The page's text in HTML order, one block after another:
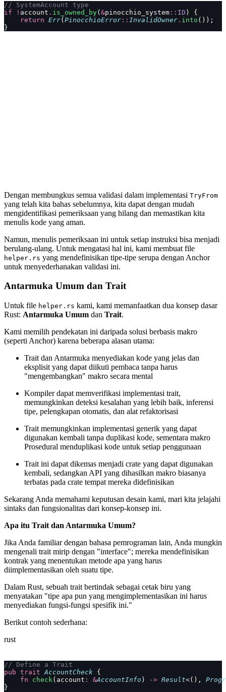
// SystemAccount type
if ! account . is_owned_by(&pinocchio_system :: ID ) {
    return
Err(PinocchioError :: InvalidOwner . into ());
}
Dengan membungkus semua validasi dalam implementasi TryFrom
yang telah kita bahas sebelumnya, kita dapat dengan mudah
mengidentifikasi pemeriksaan yang hilang dan memastikan kita
menulis kode yang aman.
Namun, menulis pemeriksaan ini untuk setiap instruksi bisa menjadi
berulang-ulang. Untuk mengatasi hal ini, kami membuat file
helper.rs yang mendefinisikan tipe-tipe serupa dengan Anchor
untuk menyederhanakan validasi ini.
Antarmuka Umum dan Trait
Untuk file helper.rs kami, kami memanfaatkan dua konsep dasar
Rust: Antarmuka Umum dan Trait.
Kami memilih pendekatan ini daripada solusi berbasis makro
(seperti Anchor) karena beberapa alasan utama:
Trait dan Antarmuka menyediakan kode yang jelas dan
eksplisit yang dapat diikuti pembaca tanpa harus
"mengembangkan" makro secara mental
Kompiler dapat memverifikasi implementasi trait,
memungkinkan deteksi kesalahan yang lebih baik, inferensi
tipe, pelengkapan otomatis, dan alat refaktorisasi
Trait memungkinkan implementasi generik yang dapat
digunakan kembali tanpa duplikasi kode, sementara makro
Prosedural menduplikasi kode untuk setiap penggunaan
Trait ini dapat dikemas menjadi crate yang dapat digunakan
kembali, sedangkan API yang dihasilkan makro biasanya
terbatas pada crate tempat mereka didefinisikan
Sekarang Anda memahami keputusan desain kami, mari kita jelajahi
sintaks dan fungsionalitas dari konsep-konsep ini.
Apa itu Trait dan Antarmuka Umum?
Jika Anda familiar dengan bahasa pemrograman lain, Anda mungkin
mengenali trait mirip dengan "interface"; mereka mendefinisikan
kontrak yang menentukan metode apa yang harus
diimplementasikan oleh suatu tipe.
Dalam Rust, sebuah trait bertindak sebagai cetak biru yang
menyatakan "tipe apa pun yang mengimplementasikan ini harus
menyediakan fungsi-fungsi spesifik ini."
Berikut contoh sederhana:
rust
// Define a Trait
pub trait AccountCheck {
    fn
check(account : &AccountInfo ) -> Result<(),
}